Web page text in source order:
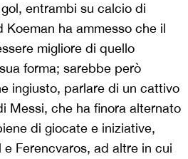
entrambi su calcio di
Koeman ha ammesso che il
migliore di quello
forma; sarebbe però
ingiusto, parlare di un cattivo
Messi, che ha finora alternato
di giocate e iniziative,
Ferencvaros, ad altre in cui